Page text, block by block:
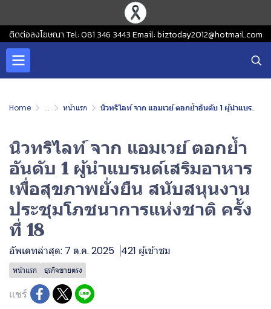
ติดต่อลงโฆษณา Tel: 081 346 3443 Email: biztoday2012@hotmail.com
Home ... หน้าแรก นิวทริไลท์ จาก แอมเวย์ ตอกย้ำอันดับ 1 ผู้นำแบรนด์เสริมอาหารเพื่อสุขภาพยั่งยืน สนับสนุนงานประชุมโภชนาการแห่งชาติ ครั้งที่ 18
นิวทริไลท์ จาก แอมเวย์ ตอกย้ำ
อันดับ 1 ผู้นำแบรนด์เสริมอาหาร
เพื่อสุขภาพยั่งยืน สนับสนุนงาน
ประชุมโภชนาการแห่งชาติ ครั้ง
ที่ 18
อัพเดทล่าสุด: 7 ต.ค. 2025 421 ผู้เข้าชม
หน้าแรก ธุรกิจขายตรง
แชร์